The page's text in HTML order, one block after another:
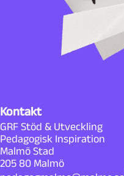
Kontakt
GRF Stöd & Utveckling
Pedagogisk Inspiration
Malmö Stad
205 80 Malmö